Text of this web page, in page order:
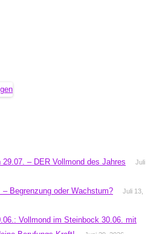
– DER Vollmond des Jahres
Juli
Begrenzung oder Wachstum?
Juli 13,
Vollmond im Steinbock 30.06. mit